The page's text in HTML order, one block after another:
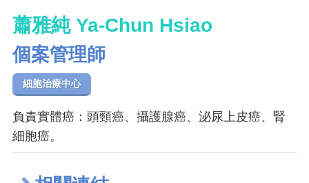
蕭雅純 Ya-Chun Hsiao
個案管理師
細胞治療中心
負責實體癌：頭頸癌、攝護腺癌、泌尿上皮癌、腎
細胞癌。